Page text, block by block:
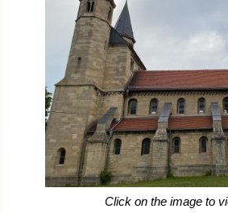
Click on the image to